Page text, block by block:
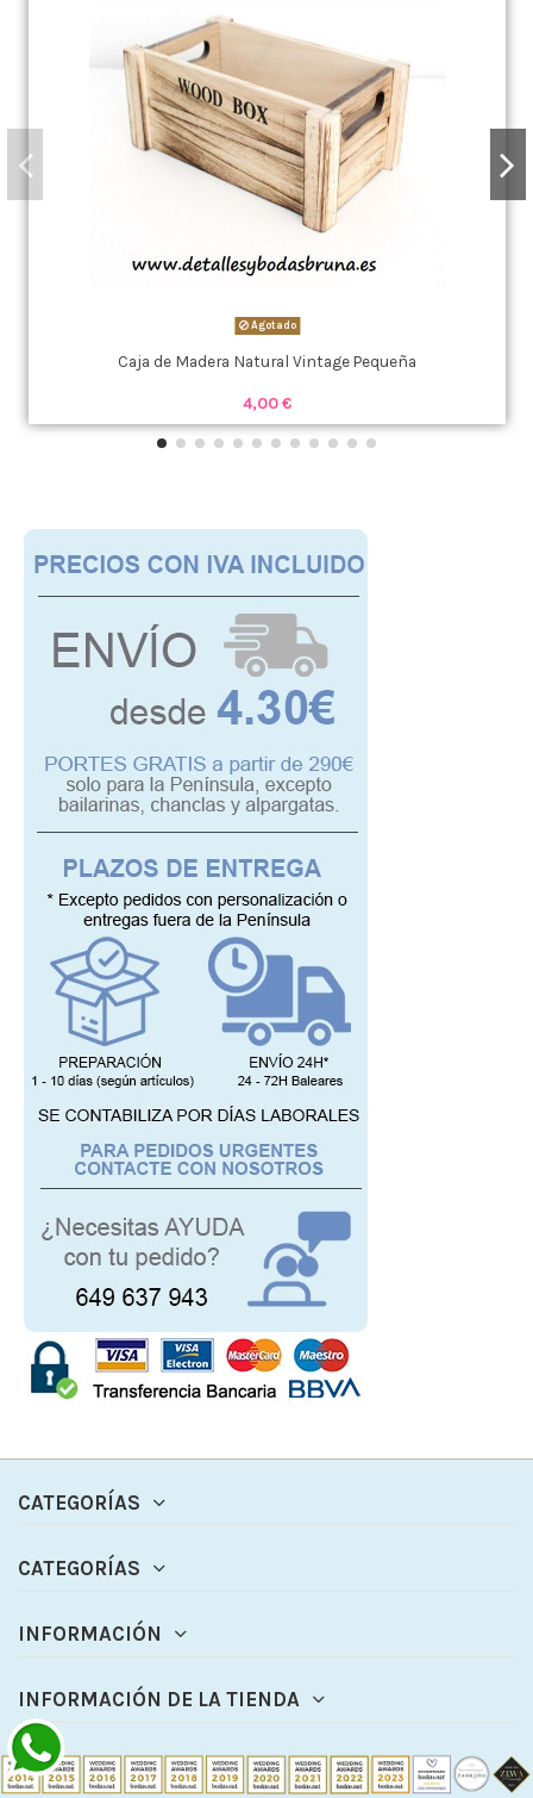
Agotado
Caja de Madera Natural Vintage Pequeña
4,00 €
CATEGORÍAS
CATEGORÍAS
INFORMACIÓN
INFORMACIÓN DE LA TIENDA